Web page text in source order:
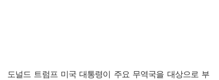
도널드 트럼프 미국 대통령이 주요 무역국을 대상으로 부